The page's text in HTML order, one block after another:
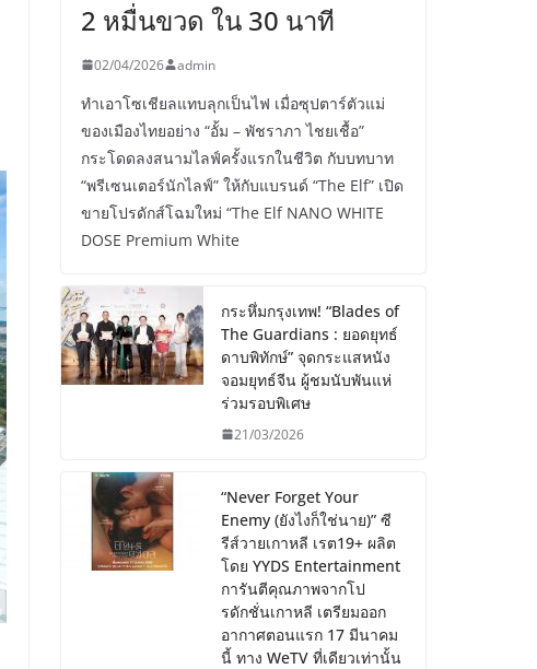
2 หมื่นขวด ใน 30 นาที
02/04/2026 admin
ทำเอาโซเชียลแทบลุกเป็นไฟ เมื่อซุปตาร์ตัวแม่
ของเมืองไทยอย่าง “อั้ม – พัชราภา ไชยเชื้อ”
กระโดดลงสนามไลฟ์ครั้งแรกในชีวิต กับบทบาท
“พรีเซนเตอร์นักไลฟ์” ให้กับแบรนด์ “The Elf” เปิด
ขายโปรดักส์โฉมใหม่ “The Elf NANO WHITE
DOSE Premium White
กระหึ่มกรุงเทพ! “Blades of
The Guardians : ยอดยุทธ์
ดาบพิทักษ์” จุดกระแสหนัง
จอมยุทธ์จีน ผู้ชมนับพันแห่
ร่วมรอบพิเศษ
21/03/2026
“Never Forget Your
Enemy (ยังไงก็ใช่นาย)” ซี
รีส์วายเกาหลี เรต19+ ผลิต
โดย YYDS Entertainment
การันตีคุณภาพจากโป
รดักชั่นเกาหลี เตรียมออก
อากาศตอนแรก 17 มีนาคม
นี้ ทาง WeTV ที่เดียวเท่านั้น